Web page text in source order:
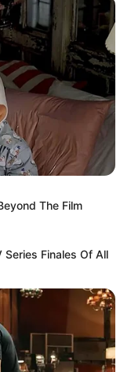
The Film
Series Finales Of All